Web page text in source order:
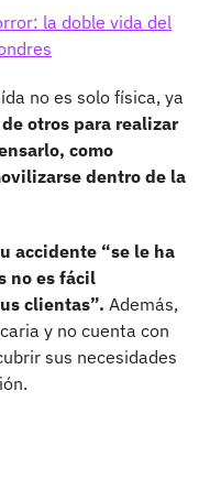
la doble vida del
no es solo física, ya
otros para realizar
como
dentro de la
accidente “se le ha
no es fácil
clientas”. Además,
y no cuenta con
sus necesidades